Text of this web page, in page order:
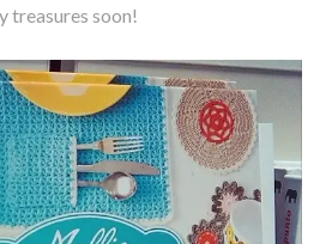
treasures soon!